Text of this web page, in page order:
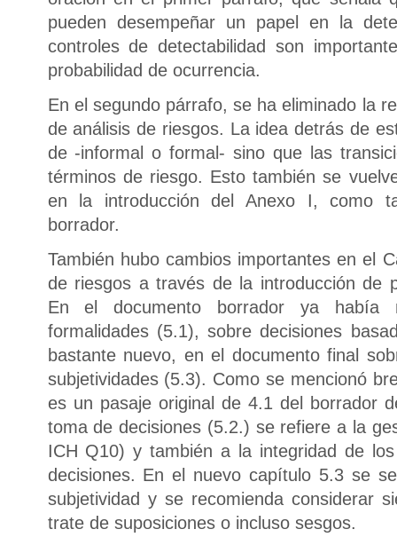
pueden desempeñar un papel en la
controles de detectabilidad son
probabilidad de ocurrencia.
En el segundo párrafo, se ha eliminado la
de análisis de riesgos. La idea detrás de
de -informal o formal- sino que las
términos de riesgo. Esto también se
en la introducción del Anexo I, como
borrador.
También hubo cambios importantes en el
de riesgos a través de la introducción de
En el documento borrador ya había
formalidades (5.1), sobre decisiones
bastante nuevo, en el documento final
subjetividades (5.3). Como se mencionó
es un pasaje original de 4.1 del borrador
toma de decisiones (5.2.) se refiere a la
ICH Q10) y también a la integridad de
decisiones. En el nuevo capítulo 5.3 se
subjetividad y se recomienda considerar
trate de suposiciones o incluso sesgos.